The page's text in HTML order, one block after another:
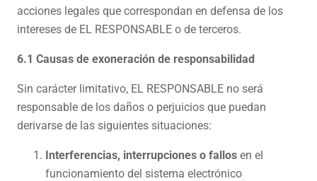
acciones legales que correspondan en defensa de los
intereses de EL RESPONSABLE o de terceros.
6.1 Causas de exoneración de responsabilidad
Sin carácter limitativo, EL RESPONSABLE no será
responsable de los daños o perjuicios que puedan
derivarse de las siguientes situaciones:
Interferencias, interrupciones o fallos en el
funcionamiento del sistema electrónico